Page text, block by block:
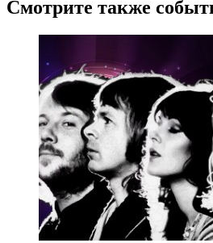
Смотрите также